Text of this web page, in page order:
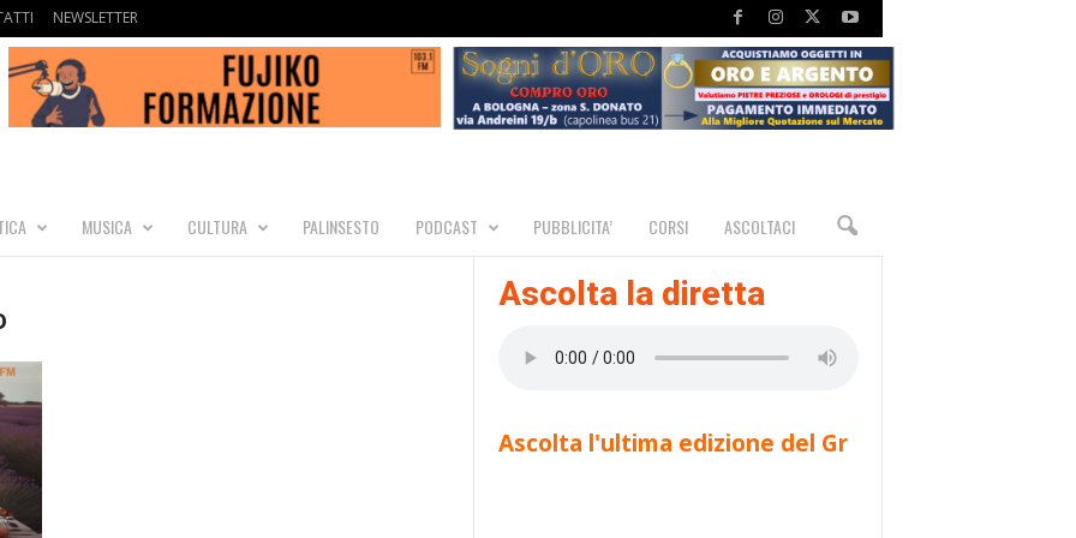
NEWSLETTER
MUSICA CULTURA PALINSESTO PODCAST PUBBLICITA’ CORSI ASCOLTACI
Ascolta la diretta
Ascolta l'ultima edizione del Gr